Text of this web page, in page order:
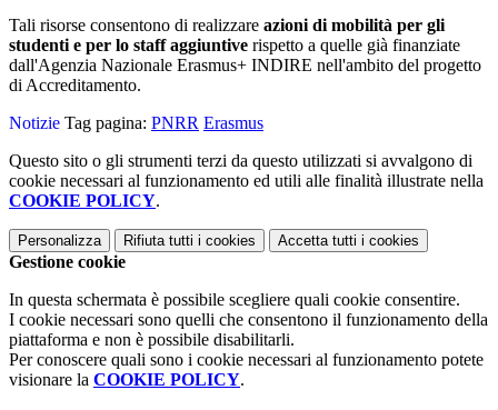
Tali risorse consentono di realizzare azioni di mobilità per gli
studenti e per lo staff aggiuntive rispetto a quelle già finanziate
dall'Agenzia Nazionale Erasmus+ INDIRE nell'ambito del progetto
di Accreditamento.
Notizie Tag pagina: PNRR Erasmus
Questo sito o gli strumenti terzi da questo utilizzati si avvalgono di
cookie necessari al funzionamento ed utili alle finalità illustrate nella
COOKIE POLICY.
Personalizza Rifiuta tutti i cookies Accetta tutti i cookies
Gestione cookie
In questa schermata è possibile scegliere quali cookie consentire.
I cookie necessari sono quelli che consentono il funzionamento della
piattaforma e non è possibile disabilitarli.
Per conoscere quali sono i cookie necessari al funzionamento potete
visionare la COOKIE POLICY.